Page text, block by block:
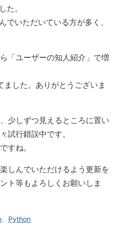
た。
でいただいている方が多く、
「ユーザーの知人紹介」で増
した。ありがとうございま
少しずつ見えるところに置い
試行錯誤中です。
すね。
しんでいただけるよう更新を
ト等もよろしくお願いしま
Python